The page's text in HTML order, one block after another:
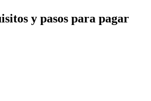
y pasos para pagar